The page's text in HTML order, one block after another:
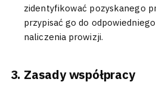
zidentyfikować pozyskanego
przypisać go do
naliczenia prowizji.
Zasady współpracy